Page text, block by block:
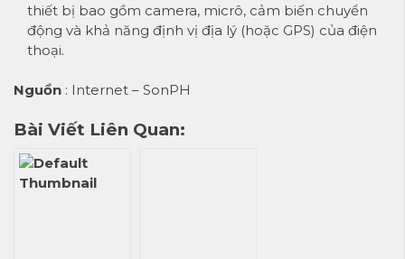
thiết bị bao gồm camera, micrô, cảm biến chuyển
động và khả năng định vị địa lý (hoặc GPS) của điện
thoại.
Nguồn : Internet – SonPH
Bài Viết Liên Quan: